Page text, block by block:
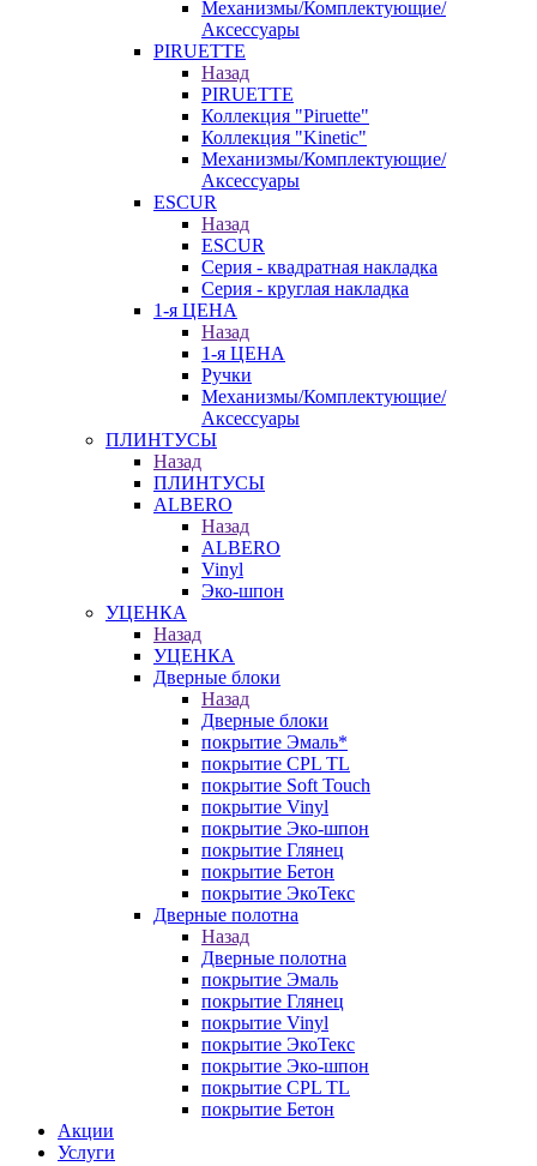
Механизмы/Комплектующие/
Аксессуары
PIRUETTE
Назад
PIRUETTE
Коллекция "Piruette"
Коллекция "Kinetic"
Механизмы/Комплектующие/
Аксессуары
ESCUR
Назад
ESCUR
Серия - квадратная накладка
Серия - круглая накладка
1-я ЦЕНА
Назад
1-я ЦЕНА
Ручки
Механизмы/Комплектующие/
Аксессуары
ПЛИНТУСЫ
Назад
ПЛИНТУСЫ
ALBERO
Назад
ALBERO
Vinyl
Эко-шпон
УЦЕНКА
Назад
УЦЕНКА
Дверные блоки
Назад
Дверные блоки
покрытие Эмаль*
покрытие CPL TL
покрытие Soft Touch
покрытие Vinyl
покрытие Эко-шпон
покрытие Глянец
покрытие Бетон
покрытие ЭкоТекс
Дверные полотна
Назад
Дверные полотна
покрытие Эмаль
покрытие Глянец
покрытие Vinyl
покрытие ЭкоТекс
покрытие Эко-шпон
покрытие CPL TL
покрытие Бетон
Акции
Услуги